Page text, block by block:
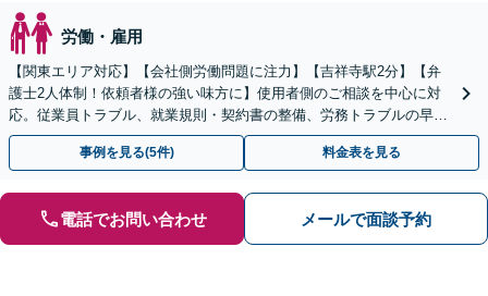
労働・雇用
【関東エリア対応】【会社側労働問題に注力】【吉祥寺駅2分】【弁
護士2人体制！依頼者様の強い味方に】使用者側のご相談を中心に対
応。従業員トラブル、就業規則・契約書の整備、労務トラブルの早期
解決・防止に努めます。
事例を見る(5件) 料金表を見る
電話でお問い合わせ メールで面談予約